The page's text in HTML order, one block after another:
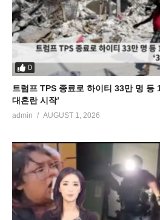
0
트럼프 TPS 종료로 하이티 33만 명 등
대혼란 시작’
admin AUGUST 1, 2026